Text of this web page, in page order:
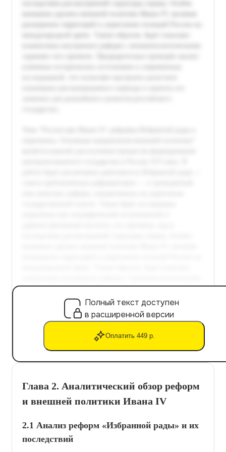
Полный текст доступен
в расширенной версии
Оплатить 449 р.
Глава 2. Аналитический обзор реформ
и внешней политики Ивана IV
2.1 Анализ реформ «Избранной рады» и их
последствий